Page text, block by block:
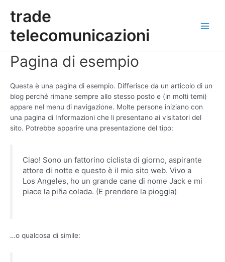
trade
telecomunicazioni
Pagina di esempio
Questa è una pagina di esempio. Differisce da un articolo di un
blog perché rimane sempre allo stesso posto e (in molti temi)
appare nel menu di navigazione. Molte persone iniziano con
una pagina di Informazioni che li presentano ai visitatori del
sito. Potrebbe apparire una presentazione del tipo:
Ciao! Sono un fattorino ciclista di giorno, aspirante
attore di notte e questo è il mio sito web. Vivo a
Los Angeles, ho un grande cane di nome Jack e mi
piace la piña colada. (E prendere la pioggia)
…o qualcosa di simile: